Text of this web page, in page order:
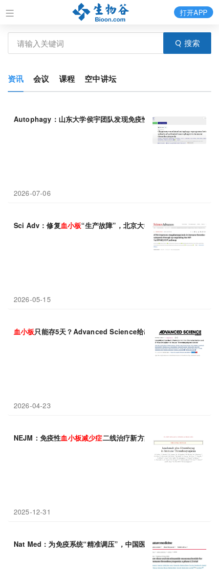
搜索
打开APP
资讯 会议 课程 空中讲坛
Autophagy：山东大学侯宇团队发现免疫性 血小板 治疗新
2026-07-06
Sci Adv：修复血小板“生产故障”，北京大学张晓辉团队揭示
2026-05-15
血小板只能存5天？Advanced Science给出新答案：冻干合成
2026-04-23
NEJM：免疫性血小板减少症二线治疗新方案，伊那鲁单抗联合艾
2025-12-31
Nat Med：为免疫系统“精准调压”，中国医学科学院张磊/韦俊发